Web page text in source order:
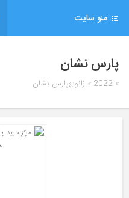
منو سایت
پارس نشان
» 2022 » ژانویهپارس نشان